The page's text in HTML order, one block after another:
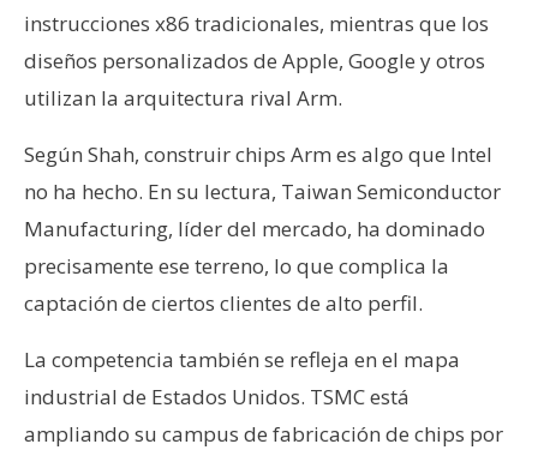
instrucciones x86 tradicionales, mientras que los
diseños personalizados de Apple, Google y otros
utilizan la arquitectura rival Arm.
Según Shah, construir chips Arm es algo que Intel
no ha hecho. En su lectura, Taiwan Semiconductor
Manufacturing, líder del mercado, ha dominado
precisamente ese terreno, lo que complica la
captación de ciertos clientes de alto perfil.
La competencia también se refleja en el mapa
industrial de Estados Unidos. TSMC está
ampliando su campus de fabricación de chips por